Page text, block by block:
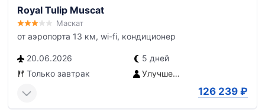
Royal Tulip Muscat
Маскат
от аэропорта 13 км, wi-fi, кондиционер
20.06.2026
5 дней
Только завтрак
Улучшенный номер
126 239 ₽